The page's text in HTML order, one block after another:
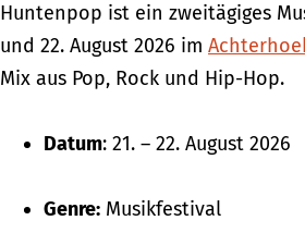
Huntenpop ist ein zweitägiges
und 22. August 2026 im
Mix aus Pop, Rock und Hip-Hop.
Datum: 21. – 22. August 2026
Genre: Musikfestival